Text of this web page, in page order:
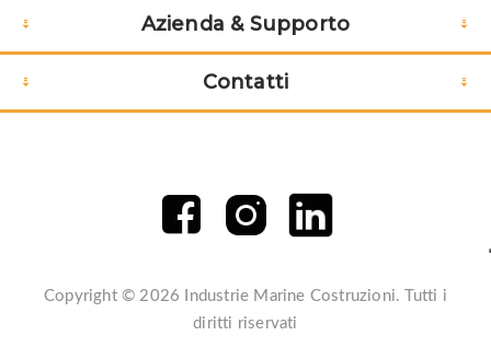
Azienda & Supporto
Contatti
Copyright © 2026 Industrie Marine Costruzioni. Tutti i
diritti riservati